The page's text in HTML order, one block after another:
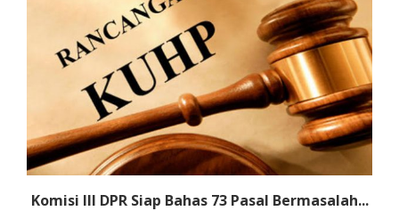
Komisi III DPR Siap Bahas 73 Pasal Bermasalah...